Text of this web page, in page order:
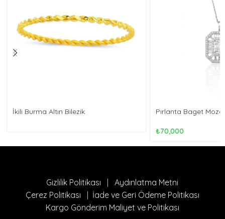
İkili Burma Altın Bilezik Pırlanta Baget
₺70,000
Gizlilik Politikası |Aydınlatma Metni
Çerez Politikası
İade ve Geri Ödeme Politikası
Kargo Gönderim Maliyet ve Politikası